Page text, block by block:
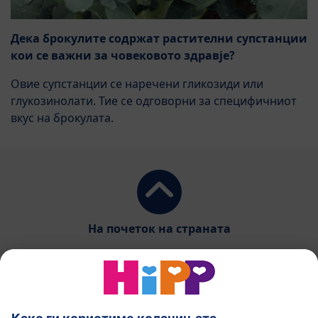
Дека брокулите содржат растителни супстанции
кои се важни за човековото здравје?
Овие супстанции се наречени гликозиди или
глукозинолати. Тие се одговорни за специфичниот
вкус на брокулата.
На почеток на страната